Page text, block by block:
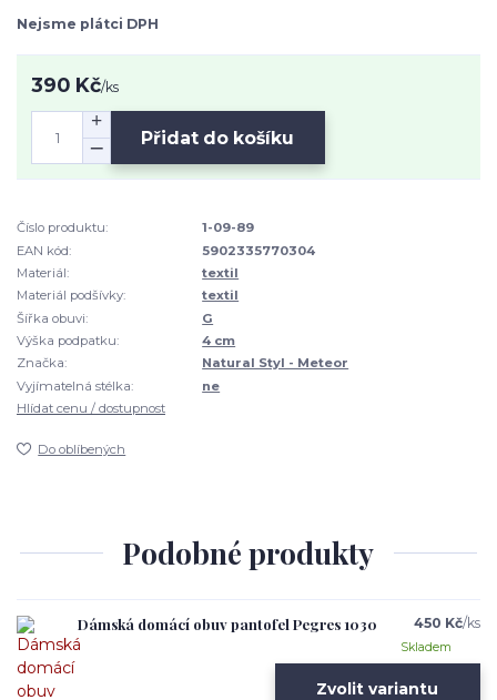
Nejsme plátci DPH
390 Kč/ks
Přidat do košíku
Číslo produktu:
1-09-89
EAN kód:
5902335770304
Materiál:
textil
Materiál podšívky:
textil
Šířka obuvi:
G
Výška podpatku:
4 cm
Značka:
Natural Styl - Meteor
Vyjímatelná stélka:
ne
Hlídat cenu / dostupnost
Do oblíbených
Podobné produkty
Dámská domácí obuv pantofel Pegres 1030 450 Kč/ks
Skladem
Zvolit variantu